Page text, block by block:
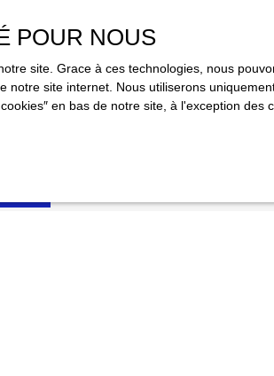
prévu par l'article L223-1 du code
ou par courrier adressé à :
CEDEX.
veuillez consulter notre
politique
POUR NOUS
site. Grace à ces technologies, nous
site internet. Nous utiliserons
en bas de notre site, à l'exception des